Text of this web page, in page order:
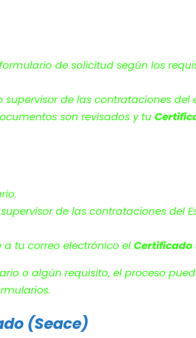
de solicitud según los
de las contrataciones del
son revisados y tu
de las contrataciones del
tu correo electrónico el Certificado
o algún requisito, el proceso
(Seace)